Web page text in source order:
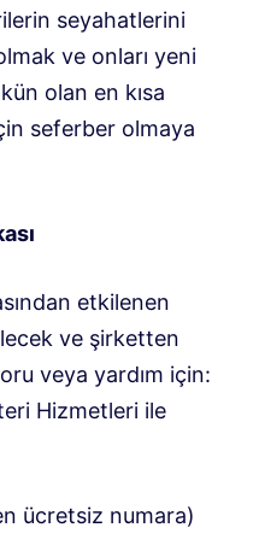
seyahatlerini
ve onları yeni
olan en kısa
seferber olmaya
etkilenen
ve şirketten
veya yardım için:
Hizmetleri ile
ücretsiz numara)